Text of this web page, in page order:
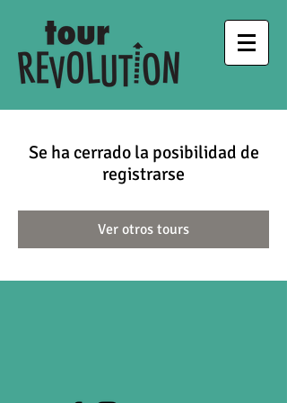
Se ha cerrado la posibilidad de
registrarse
Ver otros tours